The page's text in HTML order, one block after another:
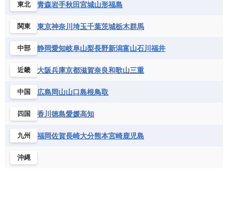
東北 青森岩手秋田宮城山形福島
関東 東京神奈川 埼玉千葉茨城栃木群馬
中部 静岡愛知岐阜山梨長野新潟富山石川 福井
近畿 大阪兵庫京都滋賀奈良和歌山三重
中国 広島岡山山口島根鳥取
四国 香川 徳島愛媛高知
九州 福岡佐賀長崎大分熊本宮崎鹿児島
沖縄